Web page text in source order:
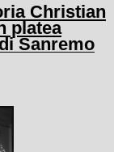
Christian
platea
Sanremo